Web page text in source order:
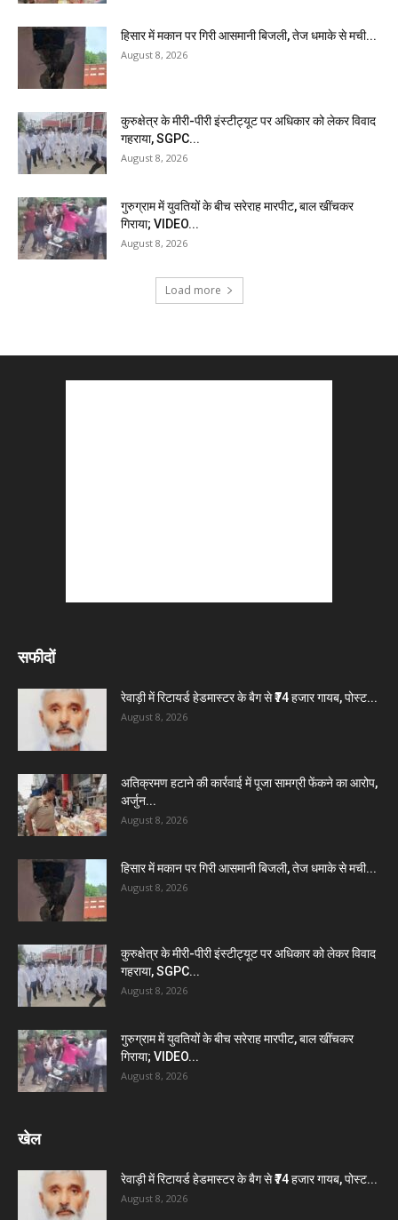
हिसार में मकान पर गिरी आसमानी बिजली, तेज धमाके से मची...
August 8, 2026
कुरुक्षेत्र के मीरी-पीरी इंस्टीट्यूट पर अधिकार को लेकर विवाद
गहराया, SGPC...
August 8, 2026
गुरुग्राम में युवतियों के बीच सरेराह मारपीट, बाल खींचकर
गिराया; VIDEO...
August 8, 2026
Load more
सफीदों
रेवाड़ी में रिटायर्ड हेडमास्टर के बैग से ₹74 हजार गायब, पोस्ट...
August 8, 2026
अतिक्रमण हटाने की कार्रवाई में पूजा सामग्री फेंकने का आरोप,
अर्जुन...
August 8, 2026
हिसार में मकान पर गिरी आसमानी बिजली, तेज धमाके से मची...
August 8, 2026
कुरुक्षेत्र के मीरी-पीरी इंस्टीट्यूट पर अधिकार को लेकर विवाद
गहराया, SGPC...
August 8, 2026
गुरुग्राम में युवतियों के बीच सरेराह मारपीट, बाल खींचकर
गिराया; VIDEO...
August 8, 2026
खेल
रेवाड़ी में रिटायर्ड हेडमास्टर के बैग से ₹74 हजार गायब, पोस्ट...
August 8, 2026